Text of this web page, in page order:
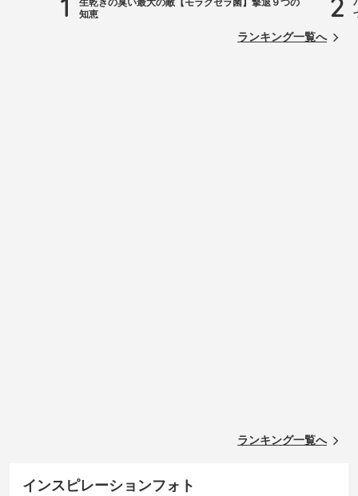
1
知恵
2
ランキング一覧へ
ランキング一覧へ
インスピレーションフォト